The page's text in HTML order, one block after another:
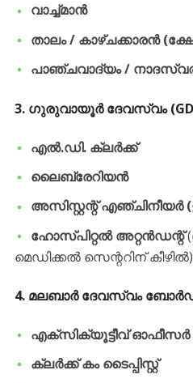
വാച്ച്മാൻ
താലം / കാഴ്ചക്കാരൻ
പാഞ്ചവാദ്യം /
​3. ഗുരുവായൂർ ദേവസ്വം
എൽ.ഡി. ക്ലർക്ക്
ലൈബ്രേറിയൻ
അസിസ്റ്റന്റ് എഞ്ചിനീയർ
ഹോസ്പിറ്റൽ അറ്റൻഡന്റ്
മെഡിക്കൽ സെന്ററിന് കീഴിൽ)
​4. മലബാർ ദേവസ്വം ബോർഡ്
എക്സിക്യൂട്ടീവ്
ക്ലർക്ക് കം ടൈപ്പിസ്റ്റ്